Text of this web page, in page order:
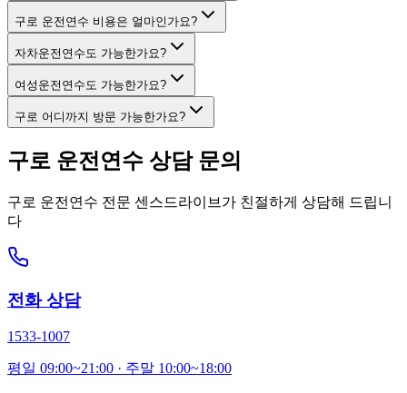
구로 운전연수 비용은 얼마인가요?
자차운전연수도 가능한가요?
여성운전연수도 가능한가요?
구로 어디까지 방문 가능한가요?
구로 운전연수 상담 문의
구로 운전연수 전문 센스드라이브가 친절하게 상담해 드립니
다
전화 상담
1533-1007
평일 09:00~21:00 · 주말 10:00~18:00